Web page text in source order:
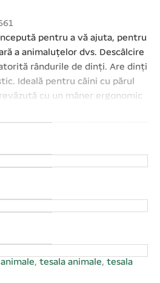
pentru a vă ajuta, pentru
a animaluțelor dvs. Descâlcire
rândurile de dinți. Are dinți
Ideală pentru câini cu părul
cu un mâner ergonomic
aderență maximă. Lățimea
țesalei – 16 cm. Ghid de
vă că blana câinelui dvs. este
animalul dvs. în sensul
lungi și suple și evitați să
același loc. La periere
zonelor mai sensibile ale
părți genitale, anus). O
repetată poate irita pielea.
sau înroșire a pielii încetați
Evitați să vă sprijiniți pe animal
, tesala animale, tesala